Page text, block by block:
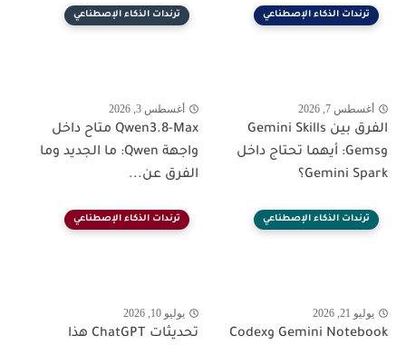
ترندات الذكاء الإصطناعي
أغسطس 7, 2026
الفرق بين Gemini Skills
وGems: أيهما تحتاج داخل
Gemini Spark؟
ترندات الذكاء الإصطناعي
أغسطس 3, 2026
Qwen3.8-Max متاح داخل
واجهة Qwen: ما الجديد وما
الفرق عن...
ترندات الذكاء الإصطناعي
يوليو 21, 2026
Gemini Notebook وCodex
ترندات الذكاء الإصطناعي
يوليو 10, 2026
تحديثات ChatGPT هذا